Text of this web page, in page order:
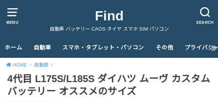
MENU SEARCH
Find
自動車 バッテリー CAOS タイヤ スマホ SIM パソコン
ホーム 自動車 スマホ・タブレット・パソコン その他 プライバシ
HOME 自動車
4代目 L175S/L185S ダイハツ ムーヴ カスタム
バッテリー オススメのサイズ